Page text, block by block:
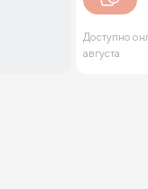
Доступно
августа